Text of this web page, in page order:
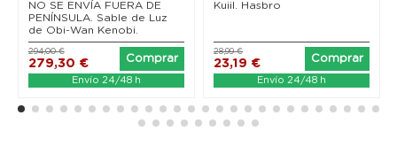
NO SE ENVÍA FUERA DE
PENÍNSULA. Sable de Luz
de Obi-Wan Kenobi.
279,30 €
294,00 €
Comprar
Envío 24/48 h
Kuiil. Hasbro
23,19 €
28,99 €
Comprar
Envío 24/48 h